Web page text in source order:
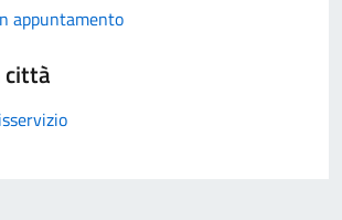
appuntamento
città